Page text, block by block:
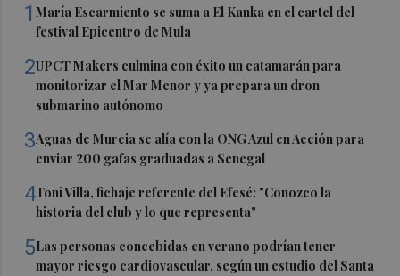
1María Escarmiento se suma a El Kanka en el cartel del
festival Epicentro de Mula
2UPCT Makers culmina con éxito un catamarán para
monitorizar el Mar Menor y ya prepara un dron
submarino autónomo
3Aguas de Murcia se alía con la ONG Azul en Acción para
enviar 200 gafas graduadas a Senegal
4Toni Villa, fichaje referente del Efesé: "Conozco la
historia del club y lo que representa"
5Las personas concebidas en verano podrían tener
mayor riesgo cardiovascular, según un estudio del Santa